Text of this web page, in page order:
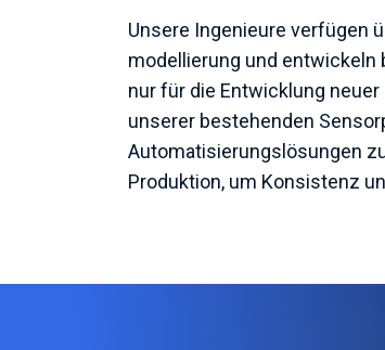
Unsere Ingenieure verfügen
modellierung und entwickeln
nur für die Entwicklung
unserer bestehenden
Automatisierungslösungen
Produktion, um Konsistenz